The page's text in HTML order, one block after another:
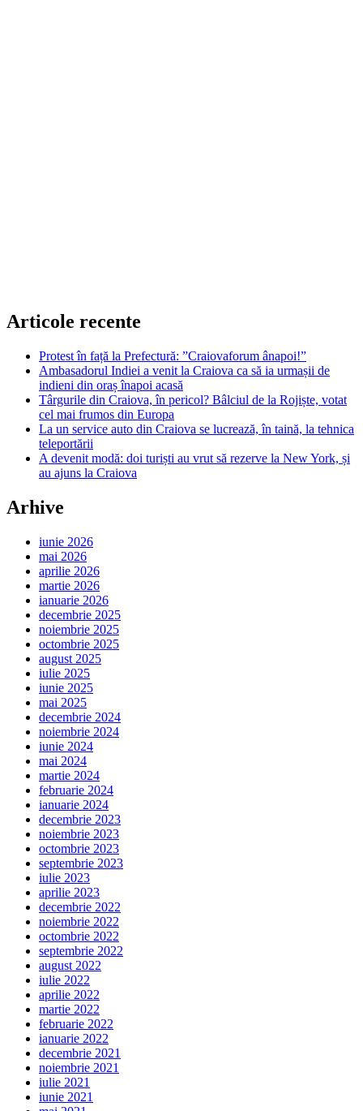
Articole recente
Protest în față la Prefectură: ”Craiovaforum ânapoi!”
Ambasadorul Indiei a venit la Craiova ca să ia urmașii de
indieni din oraș înapoi acasă
Târgurile din Craiova, în pericol? Bâlciul de la Rojiște, votat
cel mai frumos din Europa
La un service auto din Craiova se lucrează, în taină, la tehnica
teleportării
A devenit modă: doi turiști au vrut să rezerve la New York, și
au ajuns la Craiova
Arhive
iunie 2026
mai 2026
aprilie 2026
martie 2026
ianuarie 2026
decembrie 2025
noiembrie 2025
octombrie 2025
august 2025
iulie 2025
iunie 2025
mai 2025
decembrie 2024
noiembrie 2024
iunie 2024
mai 2024
martie 2024
februarie 2024
ianuarie 2024
decembrie 2023
noiembrie 2023
octombrie 2023
septembrie 2023
iulie 2023
aprilie 2023
decembrie 2022
noiembrie 2022
octombrie 2022
septembrie 2022
august 2022
iulie 2022
aprilie 2022
martie 2022
februarie 2022
ianuarie 2022
decembrie 2021
noiembrie 2021
iulie 2021
iunie 2021